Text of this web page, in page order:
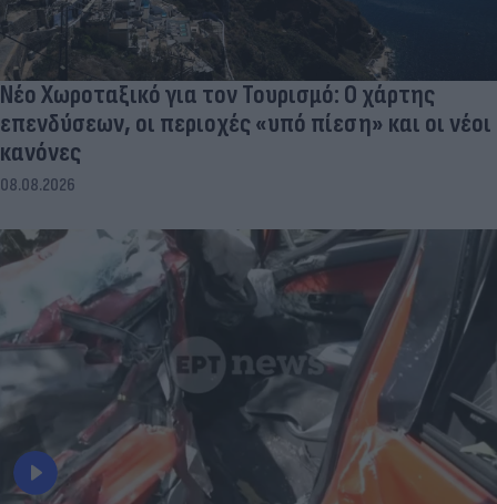
Νέο Χωροταξικό για τον Τουρισμό: Ο χάρτης
επενδύσεων, οι περιοχές «υπό πίεση» και οι νέοι
κανόνες
08.08.2026